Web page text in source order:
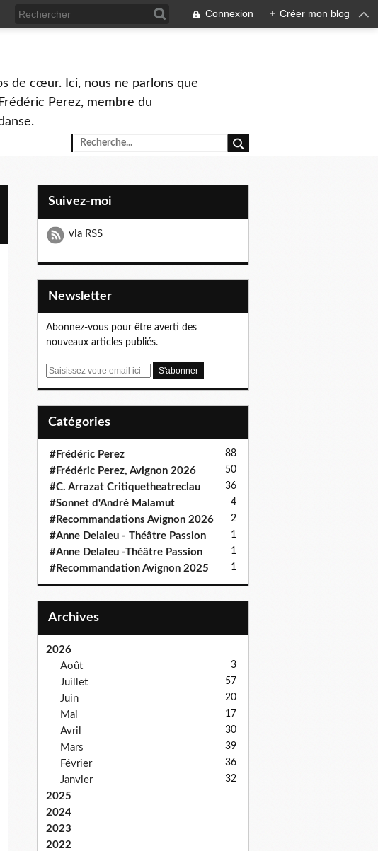
Connexion + Créer mon blog
de cœur. Ici, nous ne parlons que
Perez, membre du
Suivez-moi
via RSS
Newsletter
Abonnez-vous pour être averti des
nouveaux articles publiés.
E
Catégories
#Frédéric Perez 88
#Frédéric Perez, Avignon 2026 50
#C. Arrazat Critiquetheatreclau 36
#Sonnet d'André Malamut 4
#Recommandations Avignon 2026 2
#Anne Delaleu - Théâtre Passion 1
#Anne Delaleu -Théâtre Passion 1
#Recommandation Avignon 2025 1
Archives
2026
Août
3
Juillet 57
Juin 20
Mai 17
Avril 30
Mars 39
Février 36
Janvier 32
2025
2024
2023
2022